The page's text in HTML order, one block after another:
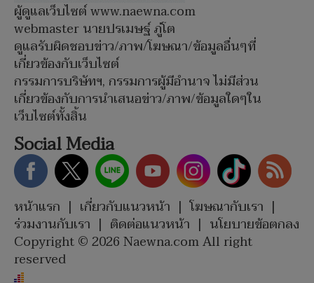
ผู้ดูแลเว็บไซต์ www.naewna.com
webmaster นายปรเมษฐ์ ภู่โต
ดูแลรับผิดชอบข่าว/ภาพ/โฆษณา/ข้อมูลอื่นๆที่
เกี่ยวข้องกับเว็บไซต์
กรรมการบริษัทฯ, กรรมการผู้มีอำนาจ ไม่มีส่วน
เกี่ยวข้องกับการนำเสนอข่าว/ภาพ/ข้อมูลใดๆใน
เว็บไซต์ทั้งสิ้น
Social Media
หน้าแรก | เกี่ยวกับแนวหน้า | โฆษณากับเรา |
ร่วมงานกับเรา | ติดต่อแนวหน้า | นโยบายข้อตกลง
Copyright © 2026 Naewna.com All right
reserved